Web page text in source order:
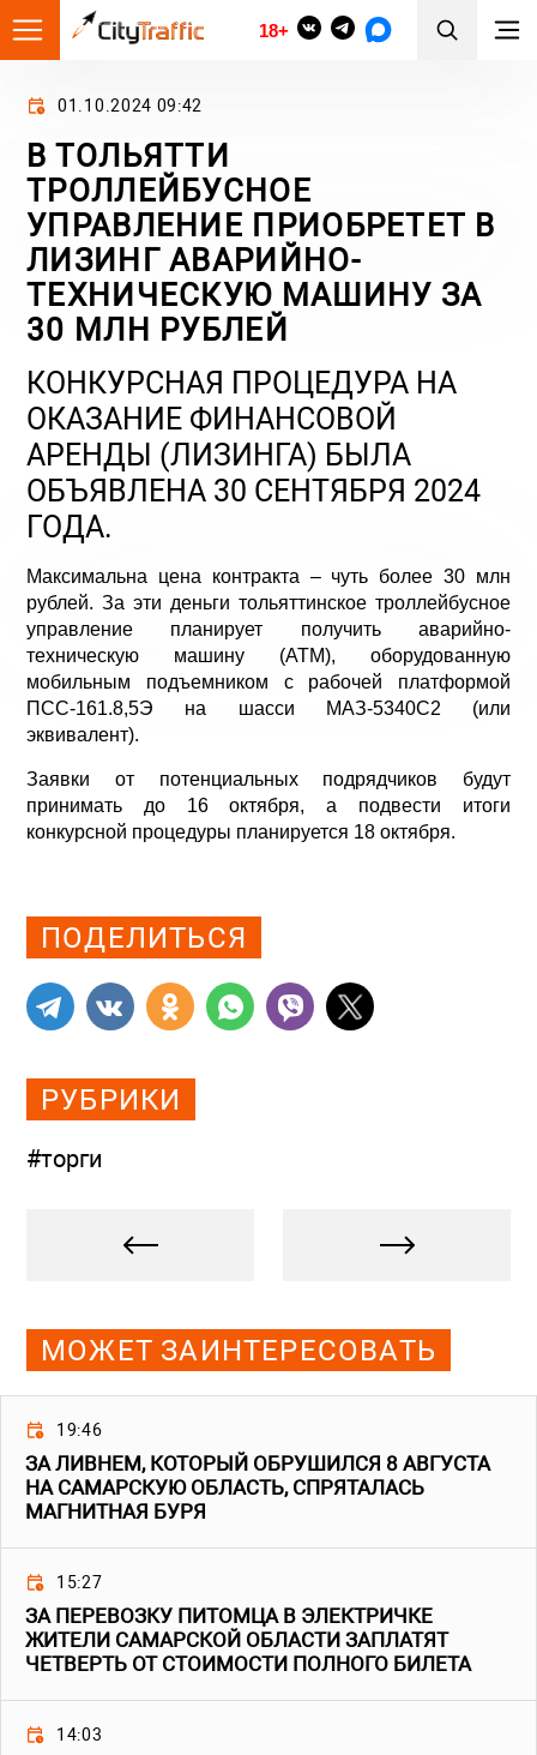
18+
01.10.2024 09:42
В ТОЛЬЯТТИ
ТРОЛЛЕЙБУСНОЕ
УПРАВЛЕНИЕ ПРИОБРЕТЕТ В
ЛИЗИНГ АВАРИЙНО-
ТЕХНИЧЕСКУЮ МАШИНУ ЗА
30 МЛН РУБЛЕЙ
КОНКУРСНАЯ ПРОЦЕДУРА НА
ОКАЗАНИЕ ФИНАНСОВОЙ
АРЕНДЫ (ЛИЗИНГА) БЫЛА
ОБЪЯВЛЕНА 30 СЕНТЯБРЯ 2024
ГОДА.
Максимальна цена контракта – чуть более 30 млн
рублей. За эти деньги тольяттинское троллейбусное
управление планирует получить аварийно-
техническую машину (АТМ), оборудованную
мобильным подъемником с рабочей платформой
ПСС-161.8,5Э на шасси МАЗ-5340С2 (или
эквивалент).
Заявки от потенциальных подрядчиков будут
принимать до 16 октября, а подвести итоги
конкурсной процедуры планируется 18 октября.
ПОДЕЛИТЬСЯ
РУБРИКИ
#торги
МОЖЕТ ЗАИНТЕРЕСОВАТЬ
19:46
ЗА ЛИВНЕМ, КОТОРЫЙ ОБРУШИЛСЯ 8 АВГУСТА
НА САМАРСКУЮ ОБЛАСТЬ, СПРЯТАЛАСЬ
МАГНИТНАЯ БУРЯ
15:27
ЗА ПЕРЕВОЗКУ ПИТОМЦА В ЭЛЕКТРИЧКЕ
ЖИТЕЛИ САМАРСКОЙ ОБЛАСТИ ЗАПЛАТЯТ
ЧЕТВЕРТЬ ОТ СТОИМОСТИ ПОЛНОГО БИЛЕТА
14:03